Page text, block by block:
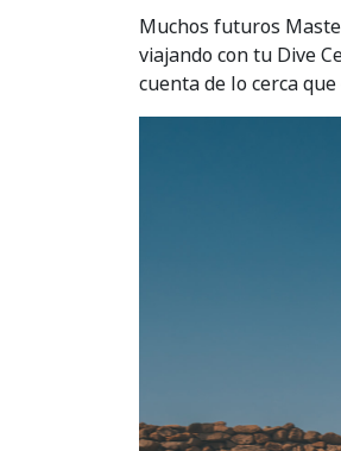
Muchos futuros
viajando con tu Dive
cuenta de lo cerca